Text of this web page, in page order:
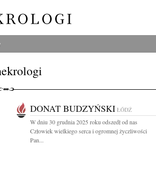
DONAT BUDZYŃSKI ŁÓDŹ
W dniu 30 grudnia 2025 roku odszedł od nas
Człowiek wielkiego serca i ogromnej życzliwości
Pan...